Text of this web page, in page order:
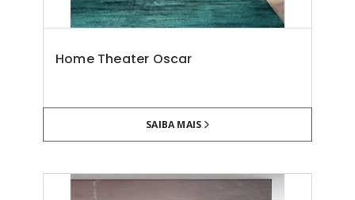
Home Theater Oscar
SAIBA MAIS